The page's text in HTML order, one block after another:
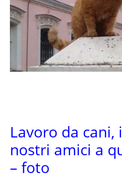
Lavoro da
nostri amici a
– foto